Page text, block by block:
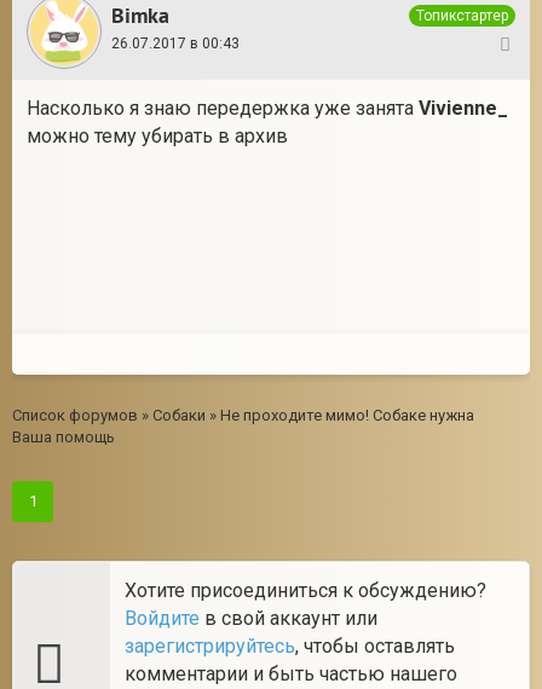
Bimka
Топикстартер
26.07.2017 в 00:43
Насколько я знаю передержка уже занята Vivienne_
можно тему убирать в архив
Список форумов » Собаки » Не проходите мимо! Собаке нужна
Ваша помощь
1
Хотите присоединиться к обсуждению?
Войдите в свой аккаунт или
зарегистрируйтесь, чтобы оставлять
комментарии и быть частью нашего